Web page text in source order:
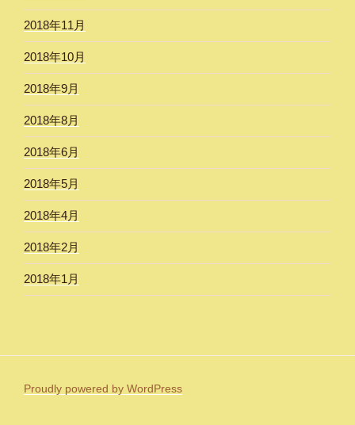
2018年11月
2018年10月
2018年9月
2018年8月
2018年6月
2018年5月
2018年4月
2018年2月
2018年1月
Proudly powered by WordPress